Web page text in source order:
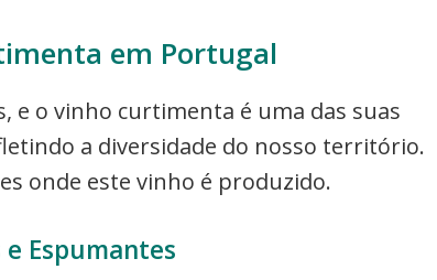
em Portugal
e o vinho curtimenta é uma das suas
a diversidade do nosso território.
onde este vinho é produzido.
Espumantes